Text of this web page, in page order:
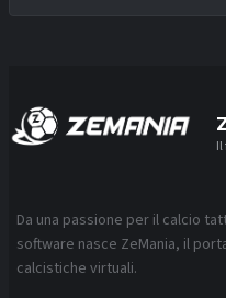
Da una passione per il calcio
software nasce ZeMania, il
calcistiche virtuali.